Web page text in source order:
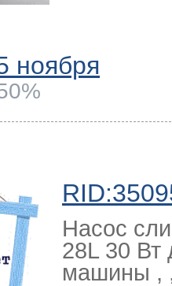
ноября
Насос
28L 30 Вт
машины ,